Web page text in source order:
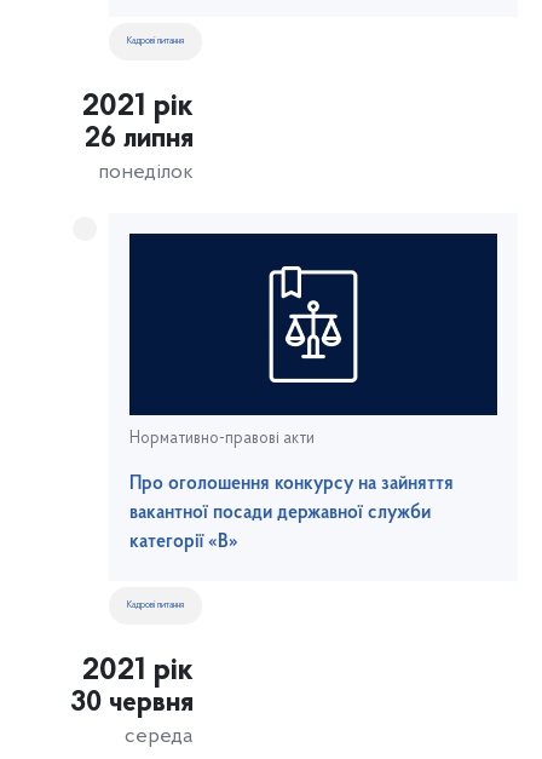
Кадрові питання
2021 рік
26 липня
понеділок
Нормативно-правові акти
Про оголошення конкурсу на зайняття
вакантної посади державної служби
категорії «В»
Кадрові питання
2021 рік
30 червня
середа